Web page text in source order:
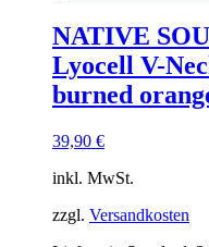
NATIVE
Lyocell V-
burned
39,90 €
inkl. MwSt.
zzgl. Versandkosten